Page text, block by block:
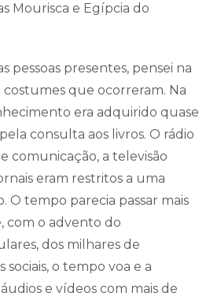
Mourisca e Egípcia do
pessoas presentes, pensei na
que ocorreram. Na
era adquirido quase
consulta aos livros. O rádio
comunicação, a televisão
eram restritos a uma
O tempo parecia passar mais
com o advento do
dos milhares de
sociais, o tempo voa e a
e vídeos com mais de